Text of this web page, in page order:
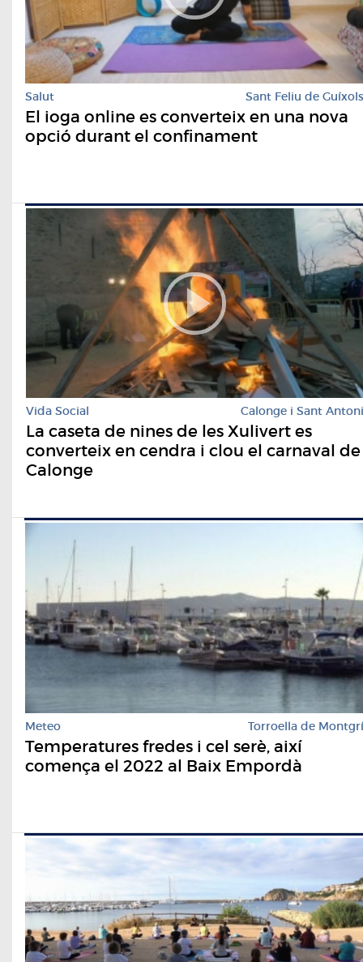
Salut Sant Feliu de Guíxols
El ioga online es converteix en una nova
opció durant el confinament
Vida Social Calonge i Sant Antoni
La caseta de nines de les Xulivert es
converteix en cendra i clou el carnaval de
Calonge
Meteo Torroella de Montgrí
Temperatures fredes i cel serè, així
comença el 2022 al Baix Empordà